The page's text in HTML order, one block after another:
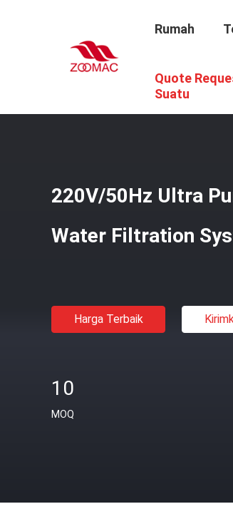
Rumah
Quote
Suatu
Sistem Filtrasi Air
220V/50Hz Ultra
Water Filtration
Harga Terbaik
10
MOQ